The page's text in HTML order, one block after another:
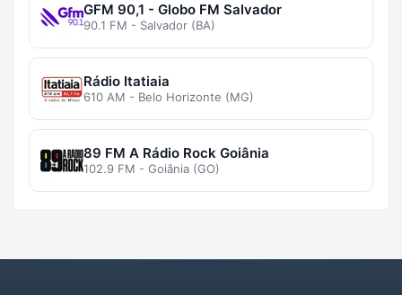
GFM 90,1 - Globo FM Salvador
90.1 FM - Salvador (BA)
Rádio Itatiaia
610 AM - Belo Horizonte (MG)
89 FM A Rádio Rock Goiânia
102.9 FM - Goiânia (GO)